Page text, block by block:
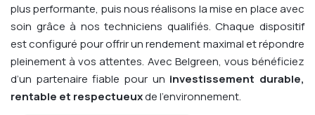
plus performante, puis nous réalisons la mise en place avec
soin grâce à nos techniciens qualifiés. Chaque dispositif
est configuré pour offrir un rendement maximal et répondre
pleinement à vos attentes. Avec Belgreen, vous bénéficiez
d’un partenaire fiable pour un investissement durable,
rentable et respectueuxde l’environnement.